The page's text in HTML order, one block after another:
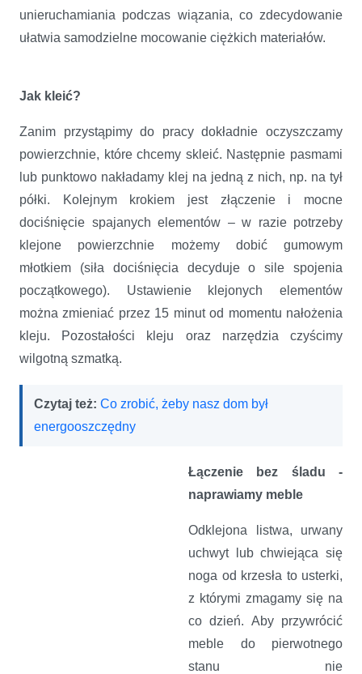
unieruchamiania podczas wiązania, co zdecydowanie
ułatwia samodzielne mocowanie ciężkich materiałów.
Jak kleić?
Zanim przystąpimy do pracy dokładnie oczyszczamy
powierzchnie, które chcemy skleić. Następnie pasmami
lub punktowo nakładamy klej na jedną z nich, np. na tył
półki. Kolejnym krokiem jest złączenie i mocne
dociśnięcie spajanych elementów – w razie potrzeby
klejone powierzchnie możemy dobić gumowym
młotkiem (siła dociśnięcia decyduje o sile spojenia
początkowego). Ustawienie klejonych elementów
można zmieniać przez 15 minut od momentu nałożenia
kleju. Pozostałości kleju oraz narzędzia czyścimy
wilgotną szmatką.
Czytaj też: Co zrobić, żeby nasz dom był
energooszczędny
Łączenie bez śladu -
naprawiamy meble
Odklejona listwa, urwany
uchwyt lub chwiejąca się
noga od krzesła to usterki,
z którymi zmagamy się na
co dzień. Aby przywrócić
meble do pierwotnego
stanu nie